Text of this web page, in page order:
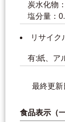
炭水化物
塩分量：
リサイク
有:紙、ア
最終更
食品表示（